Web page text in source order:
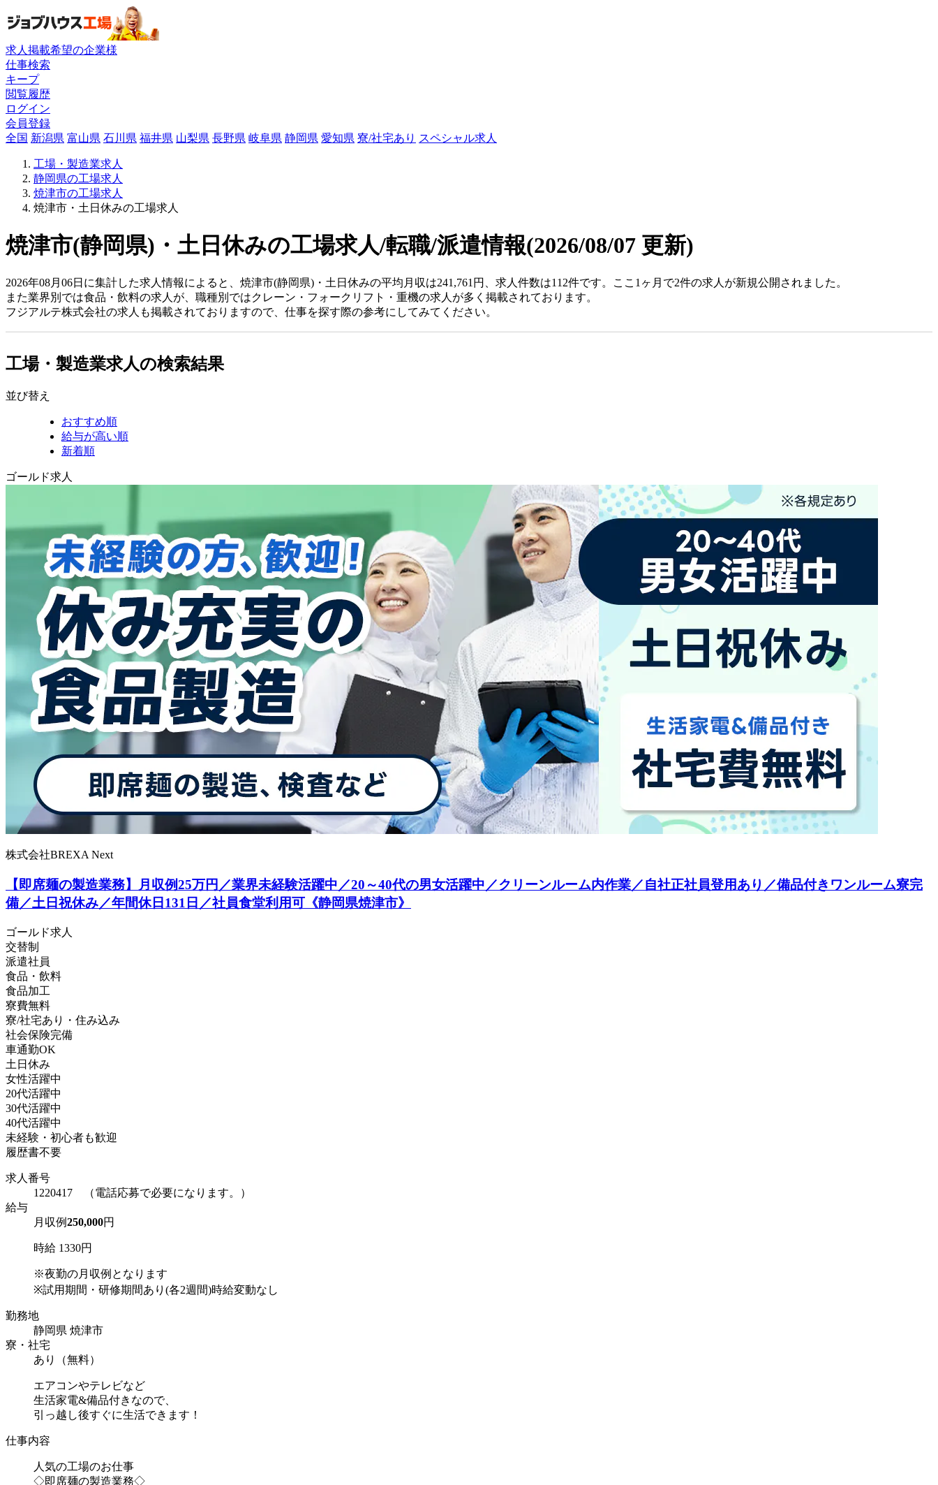
求人掲載希望の企業様
仕事検索
キープ
閲覧履歴
ログイン
会員登録
全国 新潟県 富山県 石川県 福井県 山梨県 長野県 岐阜県 静岡県 愛知県 寮/社宅あり スペシャル求人
工場・製造業求人
静岡県の工場求人
焼津市の工場求人
焼津市・土日休みの工場求人
焼津市(静岡県)・土日休みの工場求人/転職/派遣情報(2026/08/07 更新)
2026年08月06日に集計した求人情報によると、焼津市(静岡県)・土日休みの平均月収は241,761円、求人件数は112件です。ここ1ヶ月で2件の求人が新規公開されました。
また業界別では食品・飲料の求人が、職種別ではクレーン・フォークリフト・重機の求人が多く掲載されております。
フジアルテ株式会社の求人も掲載されておりますので、仕事を探す際の参考にしてみてください。
工場・製造業求人の検索結果
並び替え
おすすめ順
給与が高い順
新着順
ゴールド求人
株式会社BREXA Next
【即席麺の製造業務】月収例25万円／業界未経験活躍中／20～40代の男女活躍中／クリーンルーム内作業／自社正社員登用あり／備品付きワンルーム寮完
備／土日祝休み／年間休日131日／社員食堂利用可《静岡県焼津市》
ゴールド求人
交替制
派遣社員
食品・飲料
食品加工
寮費無料
寮/社宅あり・住み込み
社会保険完備
車通勤OK
土日休み
女性活躍中
20代活躍中
30代活躍中
40代活躍中
未経験・初心者も歓迎
履歴書不要
求人番号
1220417 （電話応募で必要になります。）
給与
月収例250,000円
時給 1330円
※夜勤の月収例となります
※試用期間・研修期間あり(各2週間)時給変動なし
勤務地
静岡県 焼津市
寮・社宅
あり（無料）
エアコンやテレビなど
生活家電&備品付きなので、
引っ越し後すぐに生活できます！
仕事内容
人気の工場のお仕事
◇即席麺の製造業務◇